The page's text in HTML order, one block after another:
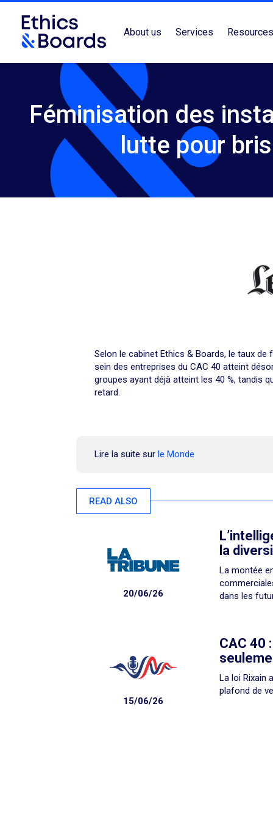
About us Services Resources
Féminisation des
lutte pour
Selon le cabinet Ethics & Boards, le taux
sein des entreprises du CAC 40 atteint
groupes ayant déjà atteint les 40 %, tandis
retard.
Lire la suite sur le Monde
READ ALSO
la
La montée
dans les
20/06/26
CAC 40
La loi Rixain
plafond de
15/06/26